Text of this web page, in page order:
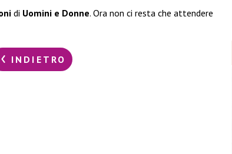
di Uomini e Donne. Ora non ci resta che attendere
INDIETRO